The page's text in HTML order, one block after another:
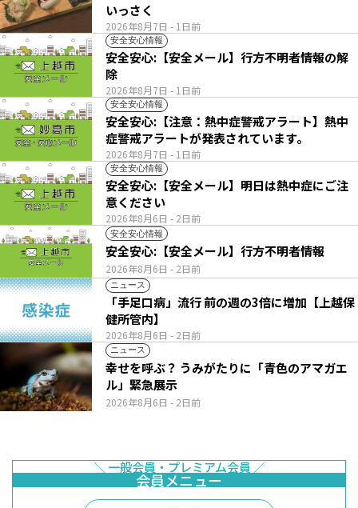
2026年8月7日 - 1日前
いっさく
安全安心情報
2026年8月7日 - 1日前
安全安心:【安全メール】行方不明者情報の解
除
安全安心情報
2026年8月7日 - 1日前
安全安心:【注意：熱中症警戒アラート】熱中
症警戒アラートが発表されています。
安全安心情報
2026年8月6日 - 2日前
安全安心:【安全メール】明日は熱中症にご注
意ください
安全安心情報
2026年8月6日 - 2日前
安全安心:【安全メール】行方不明者情報
ニュース
2026年8月6日 - 2日前
「手足口病」流行 前の週の3倍に増加【上越保
健所管内】
ニュース
2026年8月6日 - 2日前
幸せを呼ぶ？ うみがたりに「青色のアマガエ
ル」緊急展示